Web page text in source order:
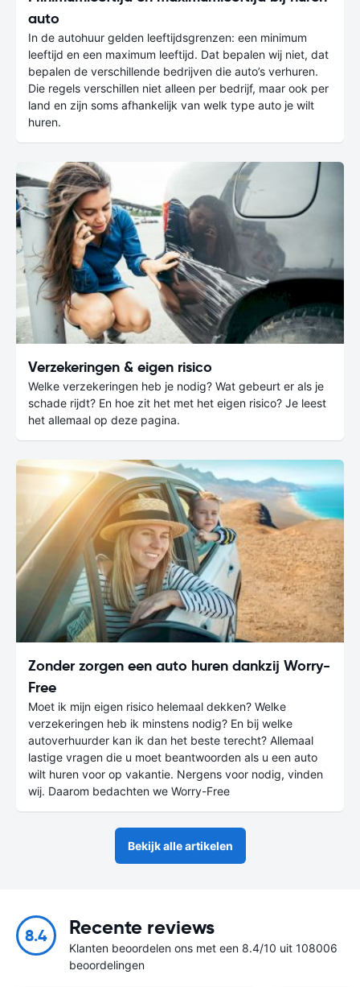
auto
In de autohuur gelden leeftijdsgrenzen: een minimum
leeftijd en een maximum leeftijd. Dat bepalen wij niet, dat
bepalen de verschillende bedrijven die auto’s verhuren.
Die regels verschillen niet alleen per bedrijf, maar ook per
land en zijn soms afhankelijk van welk type auto je wilt
huren.
Verzekeringen & eigen risico
Welke verzekeringen heb je nodig? Wat gebeurt er als je
schade rijdt? En hoe zit het met het eigen risico? Je leest
het allemaal op deze pagina.
Zonder zorgen een auto huren dankzij Worry-
Free
Moet ik mijn eigen risico helemaal dekken? Welke
verzekeringen heb ik minstens nodig? En bij welke
autoverhuurder kan ik dan het beste terecht? Allemaal
lastige vragen die u moet beantwoorden als u een auto
wilt huren voor op vakantie. Nergens voor nodig, vinden
wij. Daarom bedachten we Worry-Free
Bekijk alle artikelen
8.4 Recente reviews
Klanten beoordelen ons met een 8.4/10 uit 108006
beoordelingen